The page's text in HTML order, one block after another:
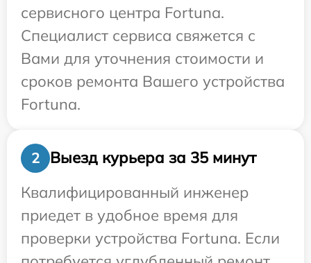
сервисного центра Fortuna.
Специалист сервиса свяжется с
Вами для уточнения стоимости и
сроков ремонта Вашего устройства
Fortuna.
2
Выезд курьера за 35 минут
Квалифицированный инженер
приедет в удобное время для
проверки устройства Fortuna. Если